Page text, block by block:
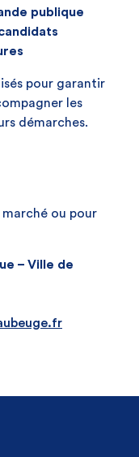
publique
pour garantir
les
démarches.
ou pour
– Ville de